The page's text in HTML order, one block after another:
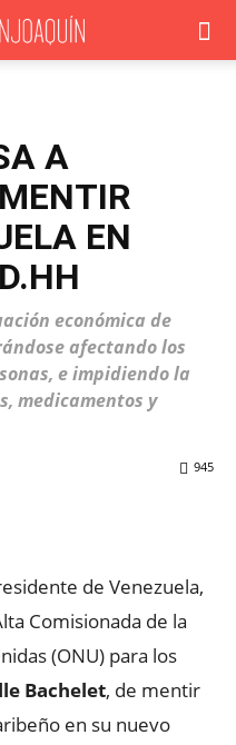
A
EN
económica de
afectando los
e impidiendo la
medicamentos y
945
de Venezuela,
Comisionada de la
(ONU) para los
Bachelet, de mentir
en su nuevo